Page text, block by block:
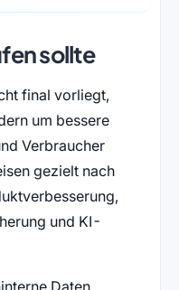
sollte
final vorliegt,
um bessere
Verbraucher
gezielt nach
und KI-